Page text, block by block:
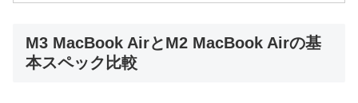
M3 MacBook AirとM2 MacBook Airの基
本スペック比較